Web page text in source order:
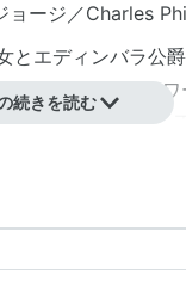
ージ／Charles
とエディンバラ公
ー王子）とエド
のエリザベスが女
アム王子とヘンリ
ウルズ（カミラ
イアナ妃と別居、
続きを読む